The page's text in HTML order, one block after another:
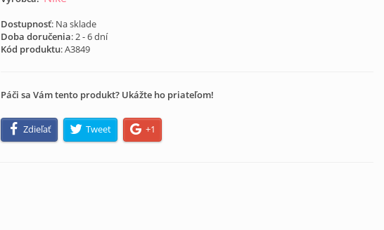
Dostupnosť: Na sklade
Doba doručenia: 2 - 6 dní
Kód produktu:A3849
Páči sa Vám tento produkt? Ukážte ho priateľom!
Zdieľať Tweet +1